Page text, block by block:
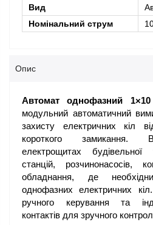
Вид
Номінальний струм
Опис
Автомат однофазний
модульний автоматичний
захисту електричних кіл
короткого замикання.
електрощитах будівельної
станцій, розчинонасосів,
обладнання, де
однофазних електричних
ручного керування та
контактів для зручного